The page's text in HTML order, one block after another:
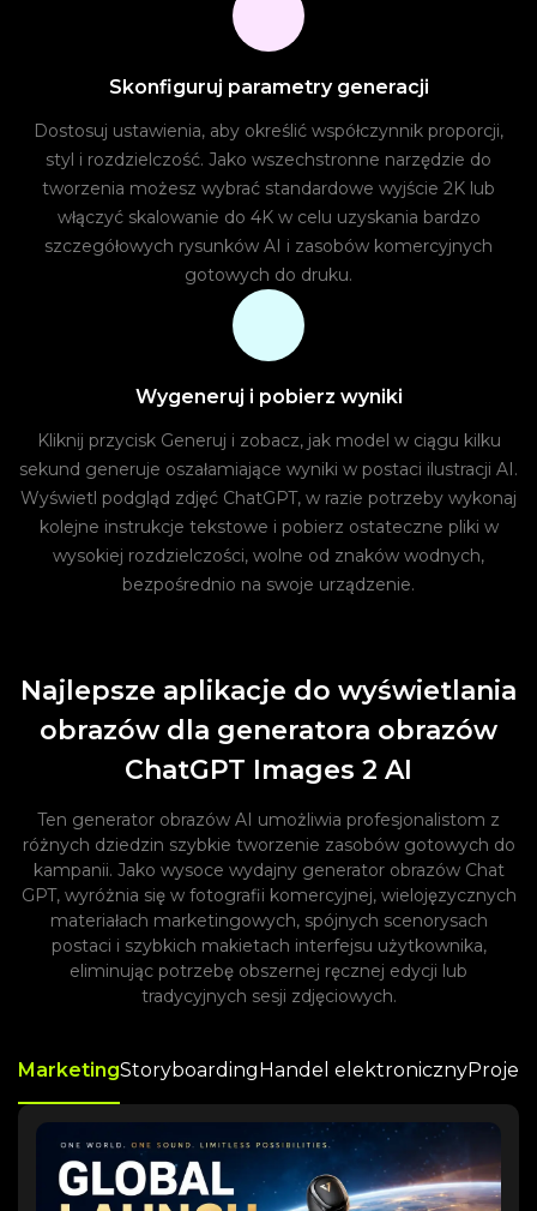
Skonfiguruj parametry generacji
Dostosuj ustawienia, aby określić współczynnik proporcji,
styl i rozdzielczość. Jako wszechstronne narzędzie do
tworzenia możesz wybrać standardowe wyjście 2K lub
włączyć skalowanie do 4K w celu uzyskania bardzo
szczegółowych rysunków AI i zasobów komercyjnych
gotowych do druku.
Wygeneruj i pobierz wyniki
Kliknij przycisk Generuj i zobacz, jak model w ciągu kilku
sekund generuje oszałamiające wyniki w postaci ilustracji AI.
Wyświetl podgląd zdjęć ChatGPT, w razie potrzeby wykonaj
kolejne instrukcje tekstowe i pobierz ostateczne pliki w
wysokiej rozdzielczości, wolne od znaków wodnych,
bezpośrednio na swoje urządzenie.
Najlepsze aplikacje do wyświetlania
obrazów dla generatora obrazów
ChatGPT Images 2 AI
Ten generator obrazów AI umożliwia profesjonalistom z
różnych dziedzin szybkie tworzenie zasobów gotowych do
kampanii. Jako wysoce wydajny generator obrazów Chat
GPT, wyróżnia się w fotografii komercyjnej, wielojęzycznych
materiałach marketingowych, spójnych scenorysach
postaci i szybkich makietach interfejsu użytkownika,
eliminując potrzebę obszernej ręcznej edycji lub
tradycyjnych sesji zdjęciowych.
MarketingStoryboardingHandel elektroniczny